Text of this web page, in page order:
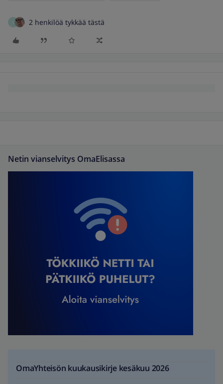
2 henkilöä tykkää tästä
Netin vianselvitys OmaElisassa
OmaYhteisön kuukausikirje kesäkuu 2026